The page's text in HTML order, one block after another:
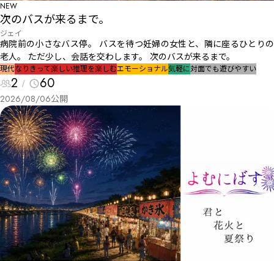
NEW
次のバスが来るまで。
ジェイ
病院前の小さなバス停。 バスを待つ妊婦の女性と、隣に座るひとりの
老人。 ただ少し、会話を交わします。 次のバスが来るまで。
現代なりきって楽しい推理を楽しむエモーショナル気軽に対面でも遊びやすい
2 60
2026/08/06公開